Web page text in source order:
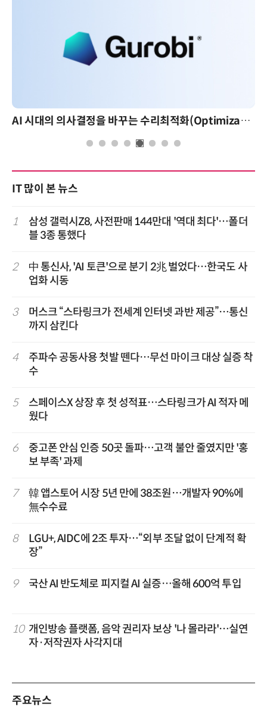
AI 시대의 의사결정을 바꾸는 수리최적화(Optimization): 실제 산업 적용 사례와 활용 전략
IT 많이 본 뉴스
1
삼성 갤럭시Z8, 사전판매 144만대 '역대 최다'…폴더
블 3종 통했다
2
中 통신사, 'AI 토큰'으로 분기 2兆 벌었다…한국도 사
업화 시동
3
머스크 “스타링크가 전세계 인터넷 과반 제공”…통신
까지 삼킨다
4
주파수 공동사용 첫발 뗀다…무선 마이크 대상 실증 착
수
5
스페이스X 상장 후 첫 성적표…스타링크가 AI 적자 메
웠다
6
중고폰 안심 인증 50곳 돌파…고객 불안 줄였지만 '홍
보 부족' 과제
7
韓 앱스토어 시장 5년 만에 38조원…개발자 90%에
無수수료
8
LGU+, AIDC에 2조 투자…“외부 조달 없이 단계적 확
장”
9 국산 AI 반도체로 피지컬 AI 실증…올해 600억 투입
10 개인방송 플랫폼, 음악 권리자 보상 '나 몰라라'…실연
자·저작권자 사각지대
주요뉴스